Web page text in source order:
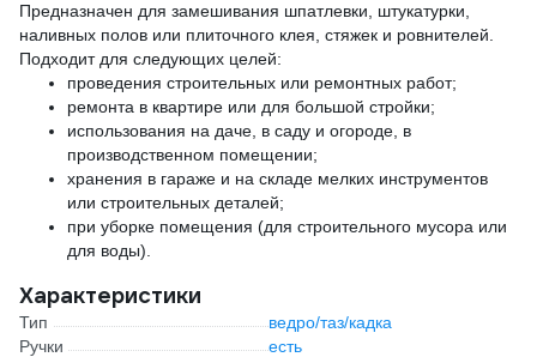
Предназначен для замешивания шпатлевки, штукатурки,
наливных полов или плиточного клея, стяжек и ровнителей.
Подходит для следующих целей:
проведения строительных или ремонтных работ;
ремонта в квартире или для большой стройки;
использования на даче, в саду и огороде, в
производственном помещении;
хранения в гараже и на складе мелких инструментов
или строительных деталей;
при уборке помещения (для строительного мусора или
для воды).
Характеристики
Тип
ведро/таз/кадка
Ручки
есть